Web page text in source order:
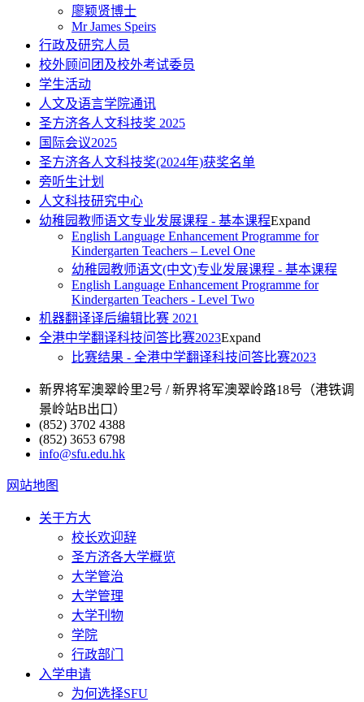
廖颖贤博士
Mr James Speirs
行政及研究人员
校外顾问团及校外考试委员
学生活动
人文及语言学院通讯
圣方济各人文科技奖 2025
国际会议2025
圣方济各人文科技奖(2024年)获奖名单
旁听生计划
人文科技研究中心
幼稚园教师语文专业发展课程 - 基本课程Expand
English Language Enhancement Programme for
Kindergarten Teachers – Level One
幼稚园教师语文(中文)专业发展课程 - 基本课程
English Language Enhancement Programme for
Kindergarten Teachers - Level Two
机器翻译译后编辑比赛 2021
全港中学翻译科技问答比赛2023Expand
比赛结果 - 全港中学翻译科技问答比赛2023
新界将军澳翠岭里2号 / 新界将军澳翠岭路18号（港铁调
景岭站B出口）
(852) 3702 4388
(852) 3653 6798
info@sfu.edu.hk
网站地图
关于方大
校长欢迎辞
圣方济各大学概览
大学管治
大学管理
大学刊物
学院
行政部门
入学申请
为何选择SFU